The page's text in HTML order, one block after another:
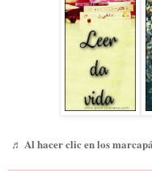
♬ Al hacer clic en los